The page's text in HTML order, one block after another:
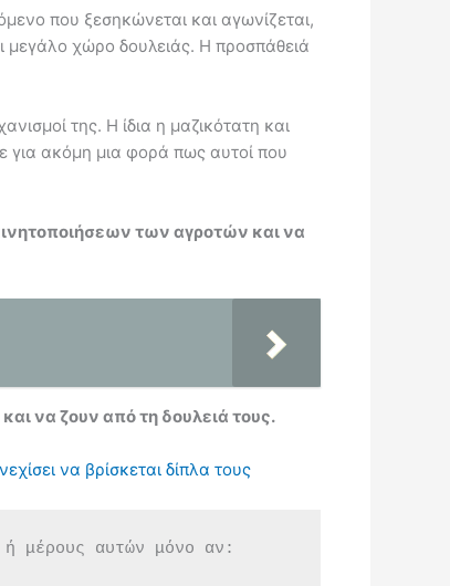
που ξεσηκώνεται και αγωνίζεται,
μεγάλο χώρο δουλειάς. Η προσπάθειά
της. Η ίδια η μαζικότατη και
για ακόμη μια φορά πως αυτοί που
των αγροτών και να
να ζουν από τη δουλειά τους.
να βρίσκεται δίπλα τους
ή μέρους αυτών μόνο αν: